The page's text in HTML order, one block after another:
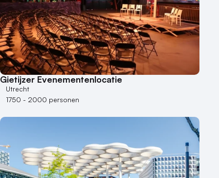
Gietijzer Evenementenlocatie
Utrecht
1750 - 2000 personen